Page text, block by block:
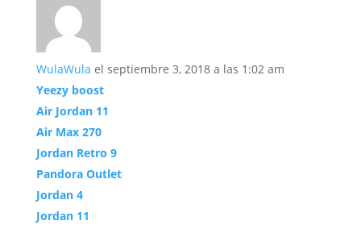
WulaWula el septiembre 3, 2018 a las 1:02 am
Yeezy boost
Air Jordan 11
Air Max 270
Jordan Retro 9
Pandora Outlet
Jordan 4
Jordan 11